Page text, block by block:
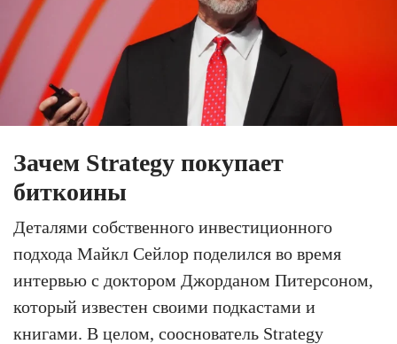
Зачем Strategy покупает
биткоины
Деталями собственного инвестиционного
подхода Майкл Сейлор поделился во время
интервью с доктором Джорданом Питерсоном,
который известен своими подкастами и
книгами. В целом, сооснователь Strategy